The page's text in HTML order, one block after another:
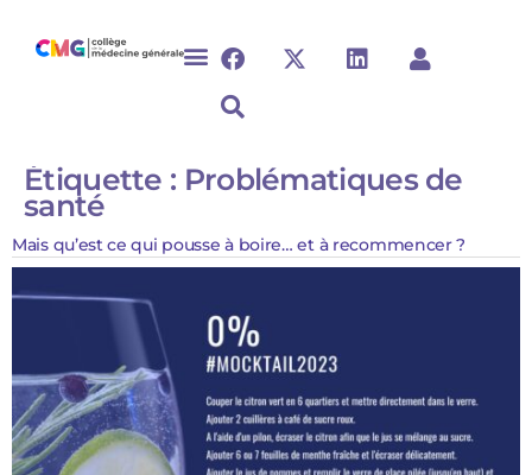
Étiquette : Problématiques de
santé
Mais qu’est ce qui pousse à boire… et à recommencer ?